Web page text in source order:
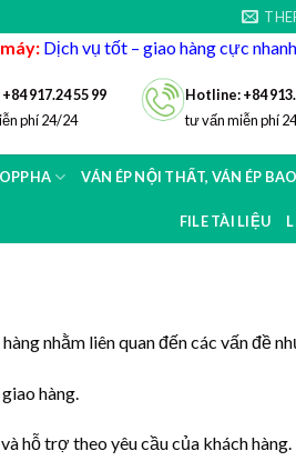
Dịch vụ tốt – giao hàng cực
917.24 55 99
phí 24/24
Hotline: +84
tư vấn miễn phí
VÁN ÉP NỘI THẤT, VÁN ÉP
FILE TÀI LIỆU
nhằm liên quan đến các vấn đề
hàng.
hỗ trợ theo yêu cầu của khách hàng.